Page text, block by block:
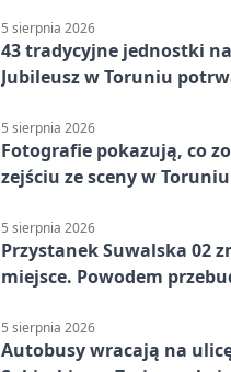
5 sierpnia 2026
43 tradycyjne jednostki
Jubileusz w Toruniu
5 sierpnia 2026
Fotografie pokazują, co
zejściu ze sceny w Toruniu
5 sierpnia 2026
Przystanek Suwalska 02
miejsce. Powodem
5 sierpnia 2026
Autobusy wracają na